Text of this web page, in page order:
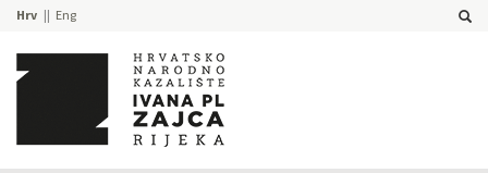
Hrv Eng